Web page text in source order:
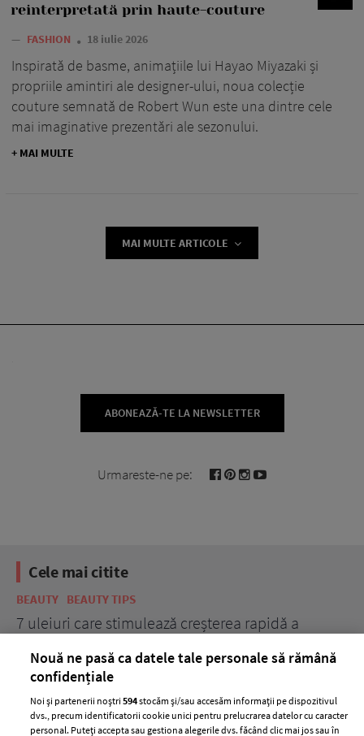
reinterpretată prin haute-couture
— FASHION 18 iulie 2026
Inspirată de basme, animațiile lui Hayao Miyazaki și
propriile amintiri ale designer-ului, noua colecție
couture semnată de Robert Wun este una dintre cele
mai imaginative prezentări ale sezonului.
+ MAI MULTE
MAI MULTE ARTICOLE
ABONEAZĂ-TE LA NEWSLETTER
Urmareste-ne pe:
Cele mai citite
BEAUTY BEAUTY TIPS
7 uleiuri care stimulează creșterea rapidă a
Nouă ne pasă ca datele tale personale să rămână
confidențiale
Noi și partenerii noștri594stocăm și/sau accesăm informații pe dispozitivul
dvs., precum identificatorii cookie unici pentru prelucrarea datelor cu caracter
personal. Puteți accepta sau gestiona alegerile dvs. făcând clic mai jos sau în